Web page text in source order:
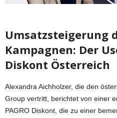
Umsatzsteigerung
Kampagnen: Der
Diskont Österreich
Alexandra Aichholzer, die den
Group vertritt, berichtet von einer
PAGRO Diskont, die zu einer